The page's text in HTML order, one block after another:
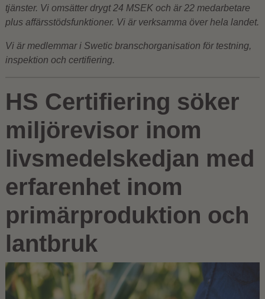
tjänster. Vi omsätter drygt 24 MSEK och är 22 medarbetare
plus affärsstödsfunktioner. Vi är verksamma över hela landet.
Vi är medlemmar i Swetic branschorganisation för testning,
inspektion och certifiering.
HS Certifiering söker
miljörevisor inom
livsmedelskedjan med
erfarenhet inom
primärproduktion och
lantbruk